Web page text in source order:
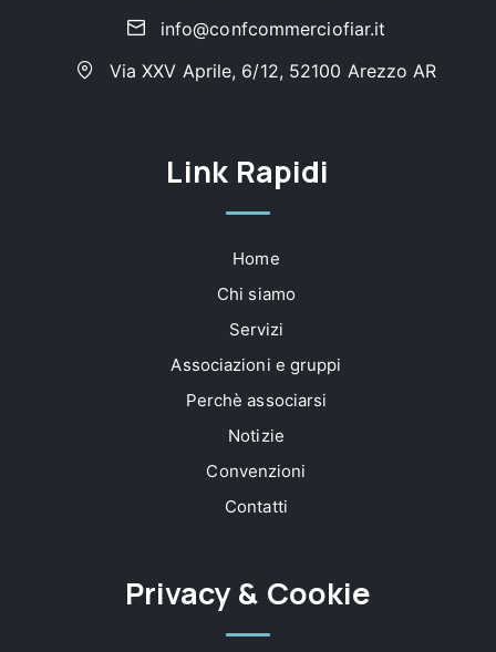
info@confcommerciofiar.it
Via XXV Aprile, 6/12, 52100 Arezzo AR
Link Rapidi
Home
Chi siamo
Servizi
Associazioni e gruppi
Perchè associarsi
Notizie
Convenzioni
Contatti
Privacy & Cookie